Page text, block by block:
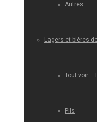
Autres
Lagers et bières
Tout voir –
Pils